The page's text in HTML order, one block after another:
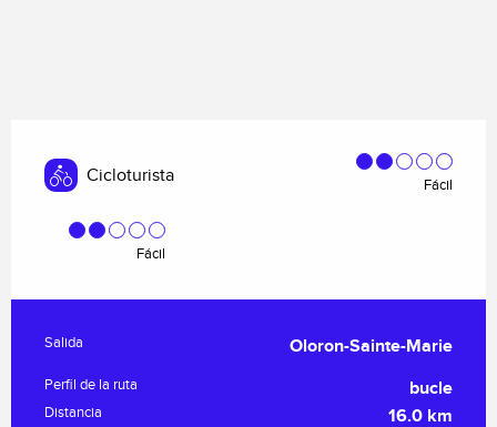
Cicloturista Fácil
Fácil
Información práctica
Salida Oloron-Sainte-Marie
Perfil de la ruta bucle
Distancia 16.0 km